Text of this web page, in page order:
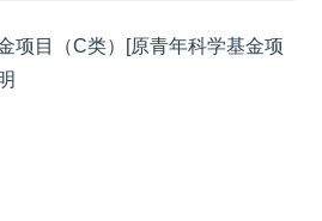
项目（C类）[原青年科学基金项